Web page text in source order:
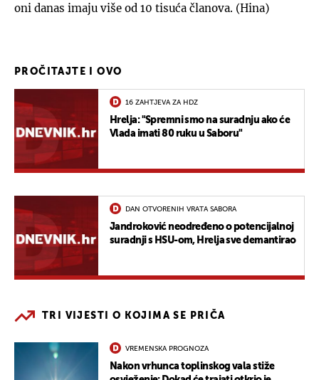
oni danas imaju više od 10 tisuća članova. (Hina)
PROČITAJTE I OVO
16 ZAHTJEVA ZA HDZ
Hrelja: "Spremni smo na suradnju ako će
Vlada imati 80 ruku u Saboru"
DAN OTVORENIH VRATA SABORA
Jandroković neodređeno o potencijalnoj
suradnji s HSU-om, Hrelja sve demantirao
TRI VIJESTI O KOJIMA SE PRIČA
VREMENSKA PROGNOZA
Nakon vrhunca toplinskog vala stiže